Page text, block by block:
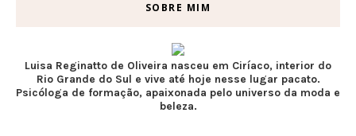
SOBRE MIM
Luisa Reginatto de Oliveira nasceu em Ciríaco, interior do
Rio Grande do Sul e vive até hoje nesse lugar pacato.
Psicóloga de formação, apaixonada pelo universo da moda e
beleza.